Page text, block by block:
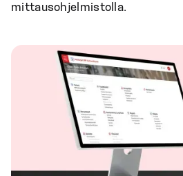
mittausohjelmistolla.